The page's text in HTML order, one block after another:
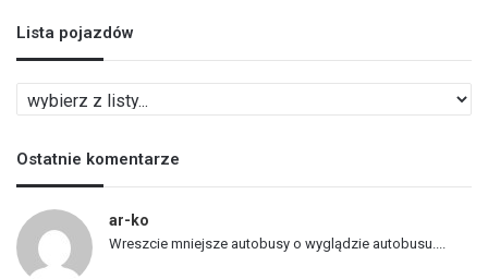
Lista pojazdów
i
t
a
o
j
Ostatnie komentarze
ar-ko
Wreszcie mniejsze autobusy o wyglądzie autobusu....